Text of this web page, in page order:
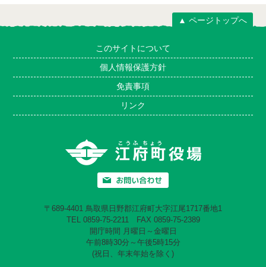
▲ ページトップへ
このサイトについて
個人情報保護方針
免責事項
リンク
〒689-4401 鳥取県日野郡江府町大字江尾1717番地1
TEL 0859-75-2211 FAX 0859-75-2389
開庁時間 月曜日～金曜日
午前8時30分～午後5時15分
(祝日、年末年始を除く)